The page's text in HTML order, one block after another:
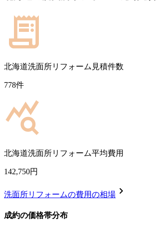
北海道洗面所リフォーム見積件数
778件
北海道洗面所リフォーム平均費用
142,750円
洗面所リフォームの費用の相場 chevron_right
成約の価格帯分布